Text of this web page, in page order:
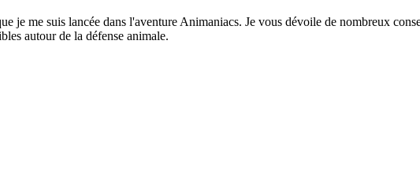
je me suis lancée dans l'aventure Animaniacs. Je vous dévoile de nombreux
autour de la défense animale.